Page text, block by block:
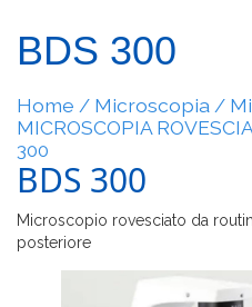
BDS 300
Home / Microscopia /
MICROSCOPIA
300
BDS 300
Microscopio rovesciato da
posteriore